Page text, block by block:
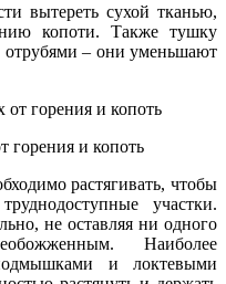
вытереть сухой тканью,
копоти. Также тушку
отрубями – они уменьшают
горения и копоть
растягивать, чтобы
участки.
не оставляя ни одного
Наиболее
и локтевыми